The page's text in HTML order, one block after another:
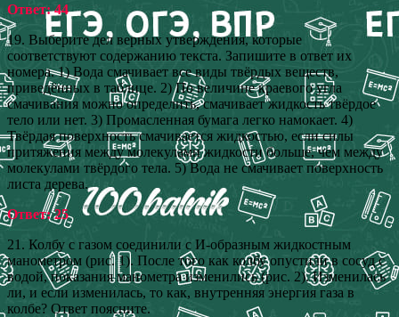
Ответ: 44
19. Выберите дел верных утверждения, которые
соответствуют содержанию текста. Запишите в ответ их
номера. 1) Вода смачивает все виды твёрдых веществ,
приведённых в таблице. 2) По величине краевого угла
смачивания можно определить, смачивает жидкость твёрдое
тело или нет. 3) Промасленная бумага легко намокает. 4)
Твёрдая поверхность смачивается жидкостью, если силы
притяжения между молекулами жидкости больше, чем между
молекулами твёрдого тела. 5) Вода не смачивает поверхность
листа дерева.
Ответ: 25
21. Колбу с газом соединили с И-образным жидкостным
манометром (рис. 1). После того как колбу опустили в сосуд с
водой, показания манометра изменились (рис. 2). Изменилась
ли, и если изменилась, то как, внутренняя энергия газа в
колбе? Ответ поясните.